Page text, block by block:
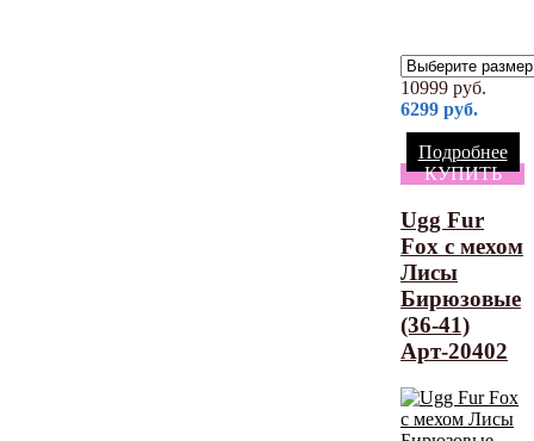
10999 руб.
6299 руб.
Подробнее
КУПИТЬ
Ugg Fur
Fox с мехом
Лисы
Бирюзовые
(36-41)
Арт-20402